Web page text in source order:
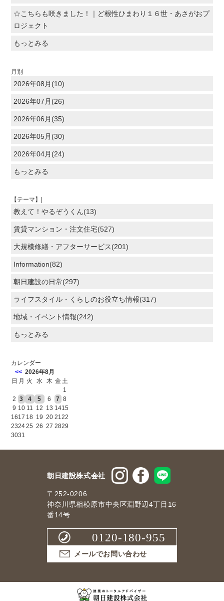
☆こちらも咲きました！｜ど根性ひまわり１６世・あさがおプ
ロジェクト
もっとみる
月別
2026年08月(10)
2026年07月(26)
2026年06月(35)
2026年05月(30)
2026年04月(24)
もっとみる
【テーマ】|
教えて！やるぞうくん(13)
賃貸マンション・注文住宅(527)
大規模修繕・アフターサービス(201)
Information(82)
朝日建設の日常(297)
ライフスタイル・くらしのお役立ち情報(317)
地域・イベント情報(242)
もっとみる
カレンダー
<< 2026年8月
日 月 火 水 木 金 土
1
2 3 4 5 6 7 8
9 10 11 12 13 1415
1617 18 19 20 21 22
232425 26 27 2829
3031
朝日建設株式会社
〒252-0206
神奈川県相模原市中央区淵野辺4丁目16
番14号
0120-180-955
メールでお問い合わせ